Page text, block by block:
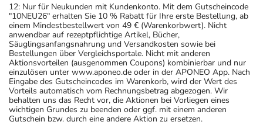
12: Nur für Neukunden mit Kundenkonto. Mit dem Gutscheincode
"10NEU26" erhalten Sie 10 % Rabatt für Ihre erste Bestellung, ab
einem Mindestbestellwert von 49 € (Warenkorbwert). Nicht
anwendbar auf rezeptpflichtige Artikel, Bücher,
Säuglingsanfangsnahrung und Versandkosten sowie bei
Bestellungen über Vergleichsportale. Nicht mit anderen
Aktionsvorteilen (ausgenommen Coupons) kombinierbar und nur
einzulösen unter www.aponeo.de oder in der APONEO App. Nach
Eingabe des Gutscheincodes im Warenkorb, wird der Wert des
Vorteils automatisch vom Rechnungsbetrag abgezogen. Wir
behalten uns das Recht vor, die Aktionen bei Vorliegen eines
wichtigen Grundes zu beenden oder ggf. mit einem anderen
Gutschein bzw. durch eine andere Aktion zu ersetzen.